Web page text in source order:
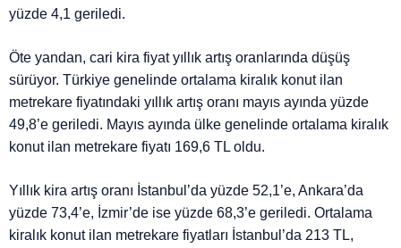
yüzde 4,1 geriledi.
Öte yandan, cari kira fiyat yıllık artış oranlarında düşüş
sürüyor. Türkiye genelinde ortalama kiralık konut ilan
metrekare fiyatındaki yıllık artış oranı mayıs ayında yüzde
49,8’e geriledi. Mayıs ayında ülke genelinde ortalama kiralık
konut ilan metrekare fiyatı 169,6 TL oldu.
Yıllık kira artış oranı İstanbul’da yüzde 52,1’e, Ankara’da
yüzde 73,4’e, İzmir’de ise yüzde 68,3’e geriledi. Ortalama
kiralık konut ilan metrekare fiyatları İstanbul’da 213 TL,